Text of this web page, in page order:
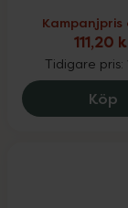
Kampanjpris
111,20
Tidigare pris:
Köp